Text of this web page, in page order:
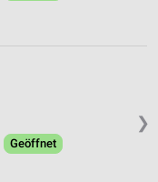
❯
Geöffnet